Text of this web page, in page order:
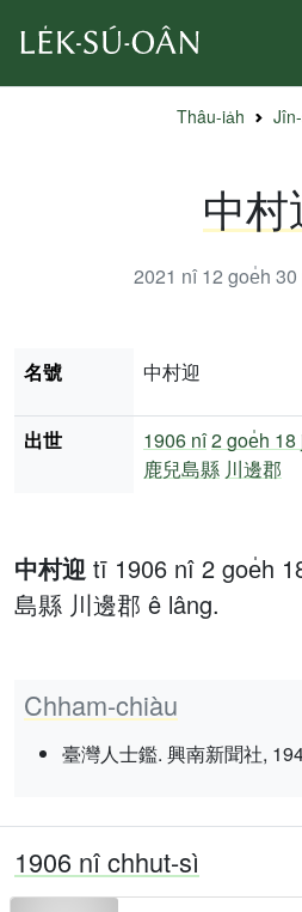
Thâu-ia̍h
中村
2021 nî 12 goe̍h 30
中村迎 tī 1906 nî 2 goe̍h
島縣 川邊郡 ê lâng.
Chham-chiàu
臺灣人士鑑. 興南新聞社,
名號 中村迎
出世 1906 nî2 goe̍h 18
鹿兒島縣 川邊郡
1906 nî chhut-sì